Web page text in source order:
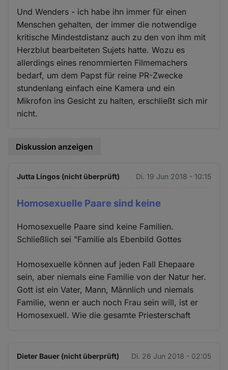
Und Wenders - ich habe ihn immer für einen
Menschen gehalten, der immer die notwendige
kritische Mindestdistanz auch zu den von ihm mit
Herzblut bearbeiteten Sujets hatte. Wozu es
allerdings eines renommierten Filmemachers
bedarf, um dem Papst für reine PR-Zwecke
stundenlang einfach eine Kamera und ein
Mikrofon ins Gesicht zu halten, erschließt sich mir
nicht.
Diskussion anzeigen
Jutta Lingos (nicht überprüft) Di. 19 Jun 2018 - 10:15
Homosexuelle Paare sind keine
Homosexuelle Paare sind keine Familien.
Schließlich sei "Familie als Ebenbild Gottes
Homosexuelle können auf jeden Fall Ehepaare
sein, aber niemals eine Familie von der Natur her.
Gott ist ein Vater, Mann, Männlich und niemals
Familie, wenn er auch noch Frau sein will, ist er
Homosexuell. Wie die gesamte Priesterschaft
Dieter Bauer (nicht überprüft) Di. 26 Jun 2018 - 02:05